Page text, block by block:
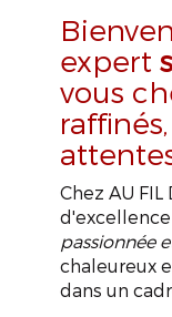
expert
vous
Chez AU
passionnée
chaleureux
dans un